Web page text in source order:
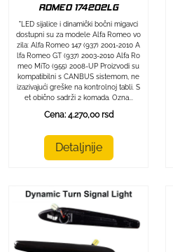
ROMEO 174202LG
"LED sijalice i dinamički bočni migavci
dostupni su za modele Alfa Romeo vo
zila: Alfa Romeo 147 (937) 2001-2010 A
lfa Romeo GT (937) 2003-2010 Alfa Ro
meo MiTo (955) 2008-UP Proizvodi su
kompatibilni s CANBUS sistemom, ne
izazivajući greške na kontrolnoj tabli. S
et obično sadrži 2 komada. Ozna...
Cena: 4.270,00 rsd
Detaljnije